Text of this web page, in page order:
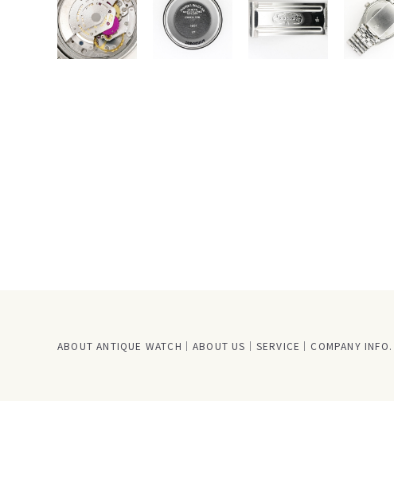
ABOUT ANTIQUE WATCH ABOUT US SERVICE COMPANY INFO.